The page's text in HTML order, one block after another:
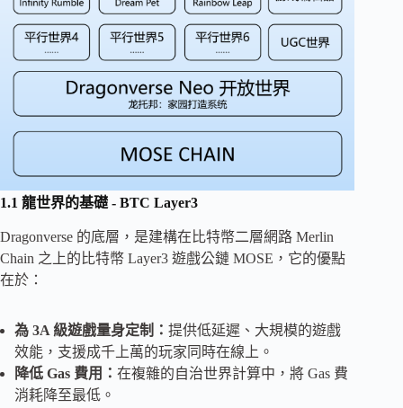
1.1 龍世界的基礎 - BTC Layer3
Dragonverse 的底層，是建構在比特幣二層網路 Merlin
Chain 之上的比特幣 Layer3 遊戲公鏈 MOSE，它的優點
在於：
為 3A 級遊戲量身定制： 提供低延遲、大規模的遊戲
效能，支援成千上萬的玩家同時在線上。
降低 Gas 費用： 在複雜的自治世界計算中，將 Gas 費
消耗降至最低。